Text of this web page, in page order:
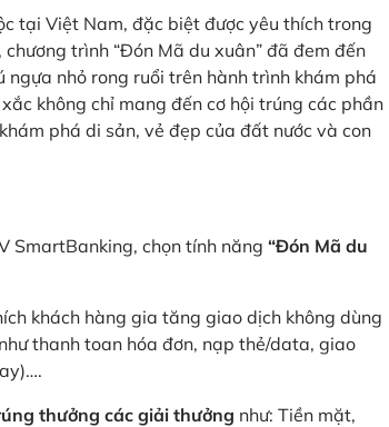
tại Việt Nam, đặc biệt được yêu thích trong
trình “Đón Mã du xuân” đã đem đến
nhỏ rong ruổi trên hành trình khám phá
không chỉ mang đến cơ hội trúng các phần
phá di sản, vẻ đẹp của đất nước và con
SmartBanking, chọn tính năng “Đón Mã du
khách hàng gia tăng giao dịch không dùng
thanh toan hóa đơn, nạp thẻ/data, giao
thưởng các giải thưởng như: Tiền mặt,